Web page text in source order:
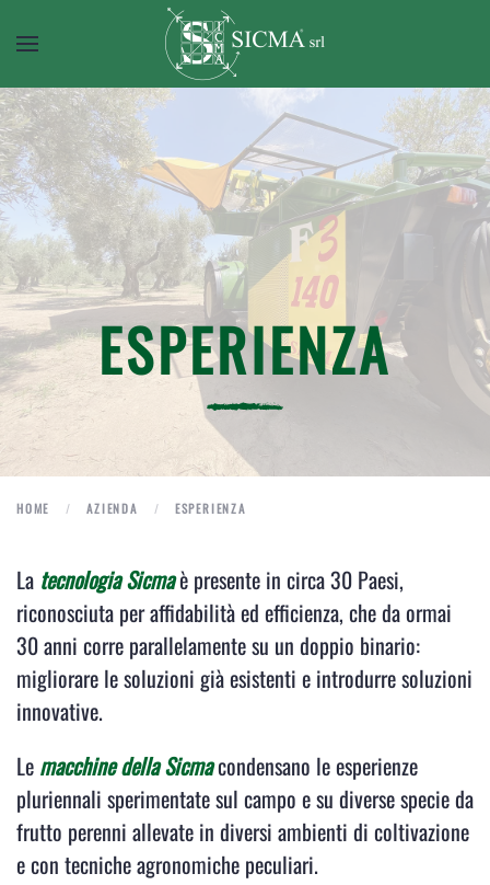
ESPERIENZA
HOME AZIENDA ESPERIENZA
La tecnologia Sicmaè presente in circa 30 Paesi,
riconosciuta per affidabilità ed efficienza, che da ormai
30 anni corre parallelamente su un doppio binario:
migliorare le soluzioni già esistenti e introdurre soluzioni
innovative.
Le macchine della Sicmacondensano le esperienze
pluriennali sperimentate sul campo e su diverse specie da
frutto perenni allevate in diversi ambienti di coltivazione
e con tecniche agronomiche peculiari.